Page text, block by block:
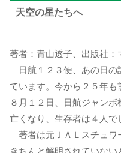
天空の星たちへ
著者：青山透子、出版社：
日航１２３便、あの日の
ています。今から２５年
８月１２日、日航ジャン
亡くなり、生存者は４人で
著者は元ＪＡＬスチュワ
きちんと解明されていな